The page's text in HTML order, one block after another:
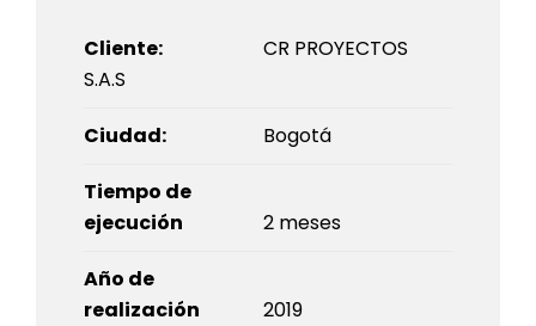
Cliente:
CR PROYECTOS
S.A.S
Ciudad: Bogotá
Tiempo de
ejecución
2 meses
Año de
realización
2019